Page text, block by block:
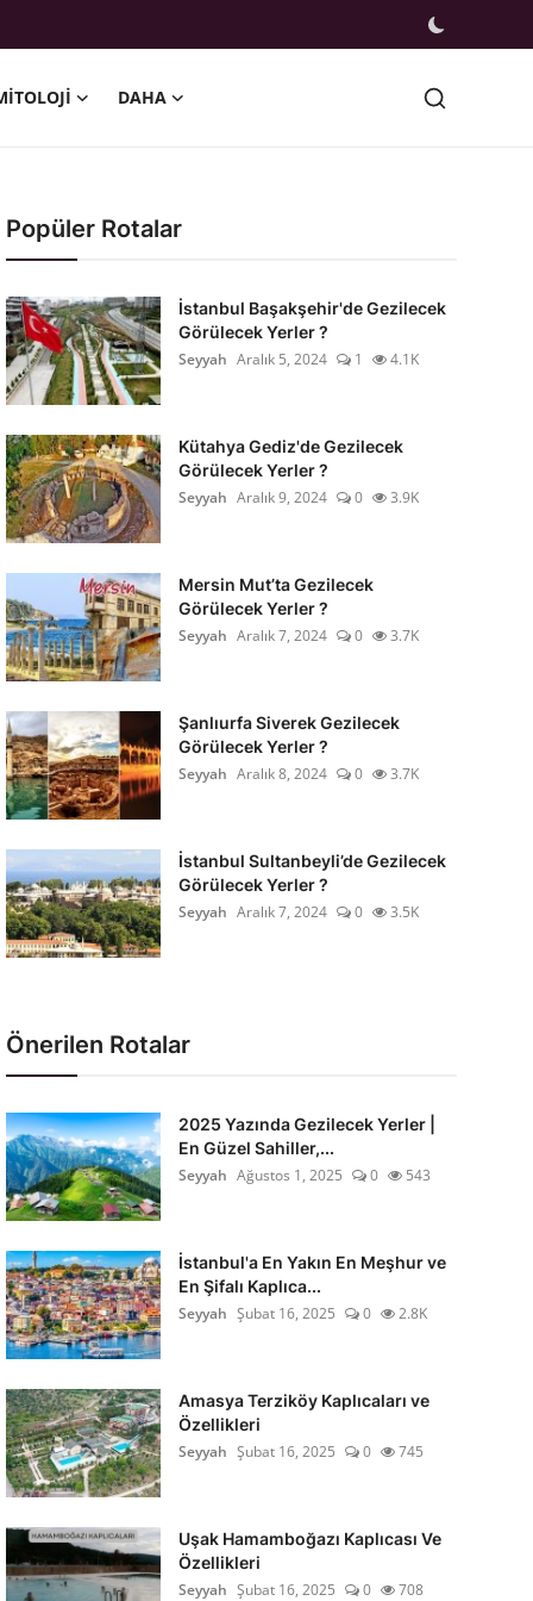
DAHA
Popüler Rotalar
İstanbul Başakşehir'de Gezilecek
Görülecek Yerler ?
Seyyah Aralık 5, 2024 1 4.1K
Kütahya Gediz'de Gezilecek
Görülecek Yerler ?
Seyyah Aralık 9, 2024 0 3.9K
Mersin Mut’ta Gezilecek
Görülecek Yerler ?
Seyyah Aralık 7, 2024 0 3.7K
Şanlıurfa Siverek Gezilecek
Görülecek Yerler ?
Seyyah Aralık 8, 2024 0 3.7K
İstanbul Sultanbeyli’de Gezilecek
Görülecek Yerler ?
Seyyah Aralık 7, 2024 0 3.5K
Önerilen Rotalar
2025 Yazında Gezilecek Yerler |
En Güzel Sahiller,...
Seyyah Ağustos 1, 2025 0 543
İstanbul'a En Yakın En Meşhur ve
En Şifalı Kaplıca...
Seyyah Şubat 16, 2025 0 2.8K
Amasya Terziköy Kaplıcaları ve
Özellikleri
Seyyah Şubat 16, 2025 0 745
Uşak Hamamboğazı Kaplıcası Ve
Özellikleri
Seyyah Şubat 16, 2025 0 708